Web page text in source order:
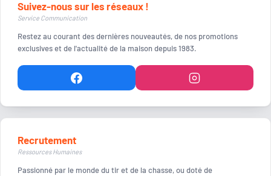
Suivez-nous sur les réseaux !
Service Communication
Restez au courant des dernières nouveautés, de nos promotions
exclusives et de l'actualité de la maison depuis 1983.
Recrutement
Ressources Humaines
Passionné par le monde du tir et de la chasse, ou doté de